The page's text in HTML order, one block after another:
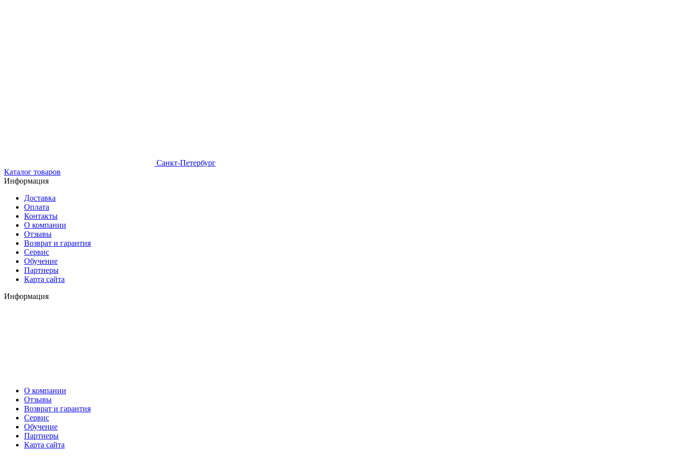
Санкт-Петербург
Каталог товаров
Информация
Доставка
Оплата
Контакты
О компании
Отзывы
Возврат и гарантия
Сервис
Обучение
Партнеры
Карта сайта
Информация
О компании
Отзывы
Возврат и гарантия
Сервис
Обучение
Партнеры
Карта сайта